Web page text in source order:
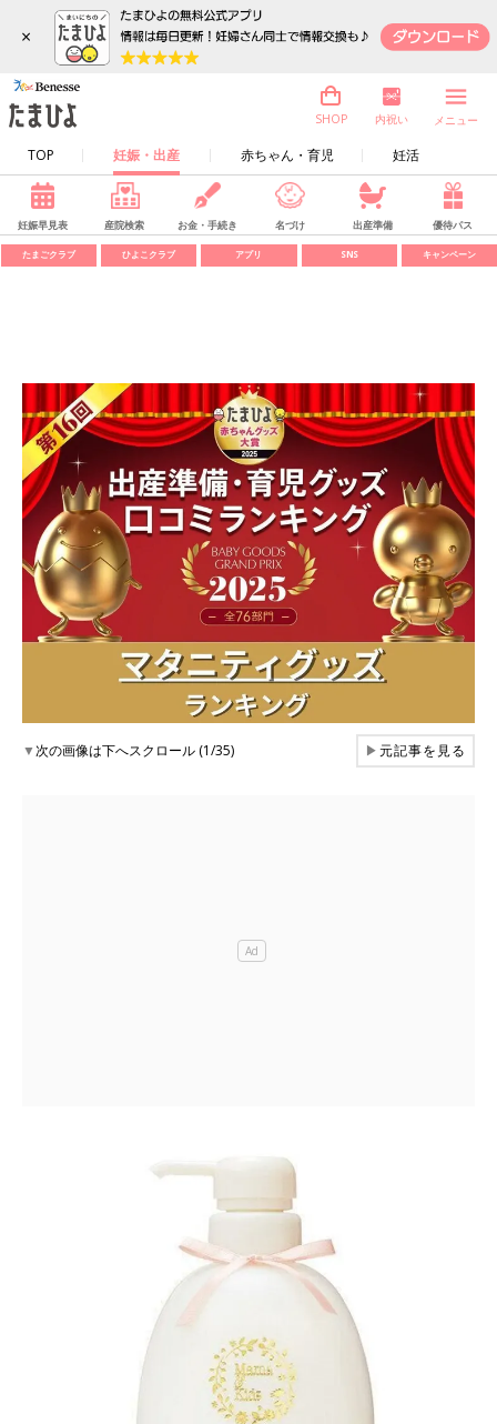
×
TOP 妊娠・出産 赤ちゃん・育児 妊活
SHOP 内祝い メニュー
妊娠早見表 産院検索 お金・手続き 名づけ 出産準備 優待パス
たまごクラブ ひよこクラブ アプリ SNS キャンペーン
▼次の画像は下へスクロール (1/35) ▶元記事を見る